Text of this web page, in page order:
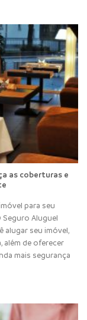
as coberturas e
para seu
Aluguel
alugar seu imóvel,
além de oferecer
mais segurança